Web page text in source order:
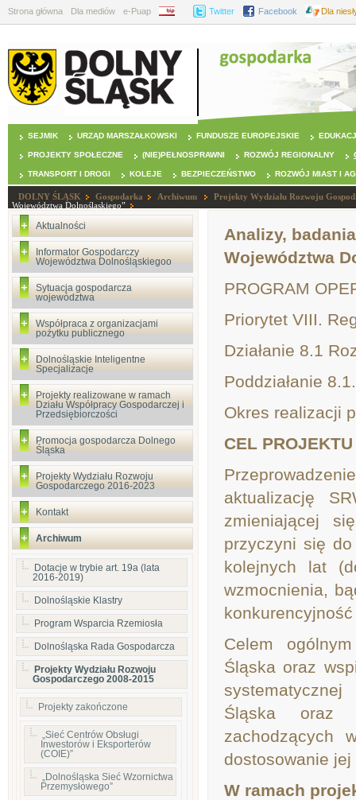
Strona główna Dla mediów e-Puap BIP Twitter Facebook Dla
SEJMIK URZĄD MARSZAŁKOWSKI FUNDUSZE EUROPEJSKIE
PROJEKTY SPOŁECZNE (NIE)PEŁNOSPRAWNI ROZWÓJ REGIONALNY
TRANSPORT I DROGI KOLEJE BEZPIECZEŃSTWO ROZWÓJ MIAST I
DOLNY ŚLĄSK Gospodarka Archiwum
Projekty Wydziału Rozwoju
Województwa Dolnośląskiego”
Aktualności
Informator Gospodarczy
Województwa Dolnośląskiegoo
Sytuacja gospodarcza
województwa
Współpraca z organizacjami
pożytku publicznego
Dolnośląskie Inteligentne
Specjalizacje
Projekty realizowane w ramach
Działu Współpracy Gospodarczej i
Przedsiębiorczości
Promocja gospodarcza Dolnego
Śląska
Projekty Wydziału Rozwoju
Gospodarczego 2016-2023
Kontakt
Archiwum
Dotacje w trybie art. 19a (lata
2016-2019)
Dolnośląskie Klastry
Program Wsparcia Rzemiosła
Dolnośląska Rada Gospodarcza
Projekty Wydziału Rozwoju
Gospodarczego 2008-2015
Projekty zakończone
„Sieć Centrów Obsługi
Inwestorów i Eksporterów
(COIE)”
„Dolnośląska Sieć Wzornictwa
Przemysłowego”
Analizy,
Województwa
PROGRAM
Priorytet VIII.
Działanie 8.1
Poddziałanie
Okres realizacji
CEL PROJEKTU
aktualizację
zmieniającej
przyczyni się
kolejnych lat
wzmocnienia,
Celem
Śląska oraz
systematycznej
Śląska oraz
zachodzących
dostosowanie
W ramach